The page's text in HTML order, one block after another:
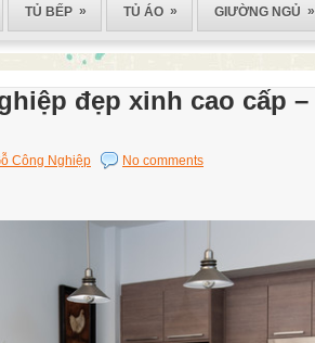
TỦ BẾP » TỦ ÁO » GIƯỜNG NGỦ »
đẹp xinh cao cấp –
Công Nghiệp No comments